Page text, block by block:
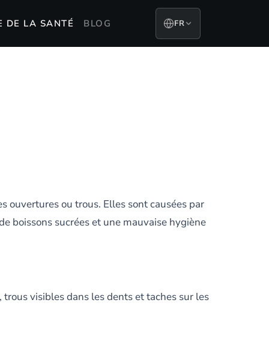
DE LA SANTÉ BLOG FR
ouvertures ou trous. Elles sont causées par
boissons sucrées et une mauvaise hygiène
visibles dans les dents et taches sur les